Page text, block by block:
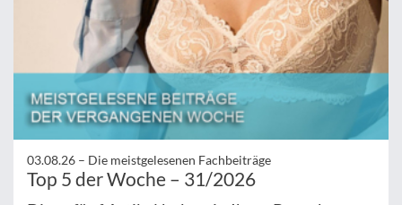
03.08.26 – Die meistgelesenen Fachbeiträge
Top 5 der Woche – 31/2026